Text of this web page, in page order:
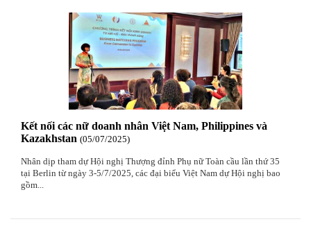
Kết nối các nữ doanh nhân Việt Nam, Philippines và
Kazakhstan 05/07/2025
Nhân dịp tham dự Hội nghị Thượng đỉnh Phụ nữ Toàn cầu lần thứ 35
tại Berlin từ ngày 3-5/7/2025, các đại biểu Việt Nam dự Hội nghị bao
gồm...